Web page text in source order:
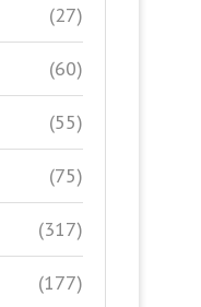
(27)
(60)
(55)
(75)
(317)
(177)